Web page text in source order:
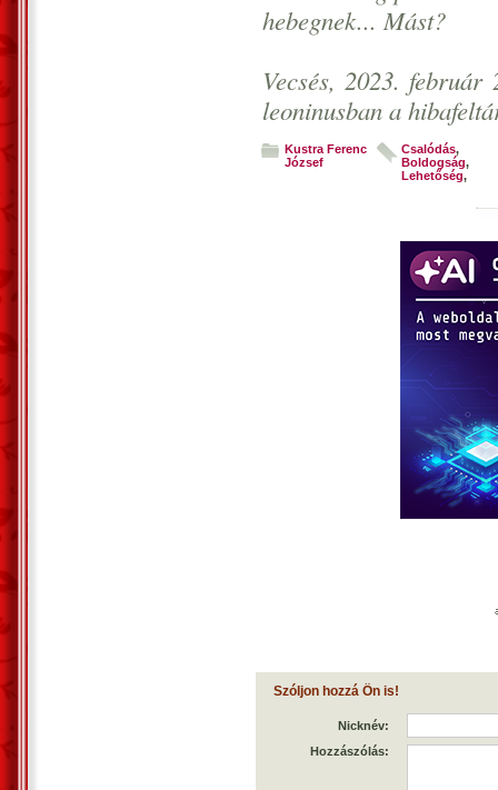
hebegnek... Mást?
Vecsés, 2023.
leoninusban a
Kustra Ferenc
József
Csalódás,
Boldogság,
Lehetőség,
Szóljon hozzá Ön is!
Nicknév:
Hozzászólás: